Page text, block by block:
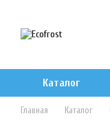
Каталог
Главная Каталог